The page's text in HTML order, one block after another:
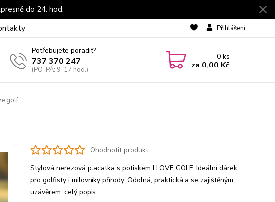
do 24. hod.
Přihlášení
Potřebujete poradit?
737 370 247
(PO-PÁ: 9-17 hod.)
0ks
za 0,00 Kč
golf
Ohodnotit produkt
Stylová nerezová placatka s potiskem I LOVE GOLF. Ideální dárek
pro golfisty i milovníky přírody. Odolná, praktická a se zajištěným
uzávěrem. celý popis